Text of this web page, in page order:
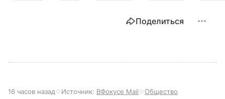
Поделиться
16 часов назад Источник: ВФокусе Mail Общество